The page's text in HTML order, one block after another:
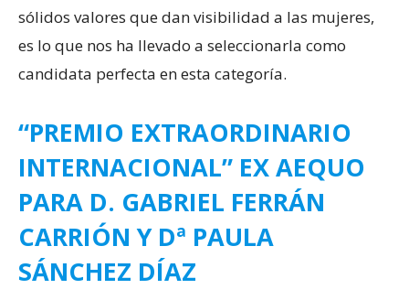
sólidos valores que dan visibilidad a las mujeres,
es lo que nos ha llevado a seleccionarla como
candidata perfecta en esta categoría.
“PREMIO EXTRAORDINARIO
INTERNACIONAL” EX AEQUO
PARA D. GABRIEL FERRÁN
CARRIÓN Y Dª PAULA
SÁNCHEZ DÍAZ